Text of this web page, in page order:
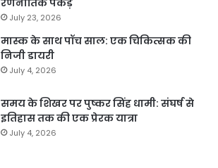
July 23, 2026
मास्क के साथ पॉच साल: एक चिकित्सक की
निजी डायरी
July 4, 2026
समय के शिखर पर पुष्कर सिंह धामी: संघर्ष से
इतिहास तक की एक प्रेरक यात्रा
July 4, 2026